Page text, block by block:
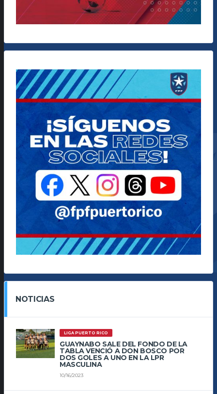
NOTICIAS
LIGA PUERTO RICO
GUAYNABO SALE DEL FONDO DE LA
TABLA VENCIÓ A DON BOSCO POR
DOS GOLES A UNO EN LA LPR
MASCULINA
10/16/2023